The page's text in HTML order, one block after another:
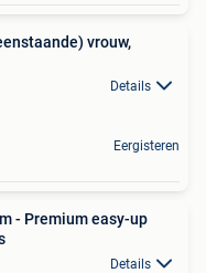
vrouw,
Details
Eergisteren
- Premium easy-up
Details